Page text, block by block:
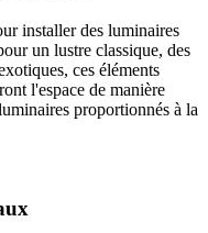
installer des luminaires
un lustre classique, des
ces éléments
l'espace de manière
proportionnés à la